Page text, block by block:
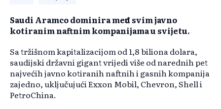
Saudi Aramco dominira među svim javno
kotiranim naftnim kompanijama u svijetu.
Sa tržišnom kapitalizacijom od 1,8 biliona dolara,
saudijski državni gigant vrijedi više od narednih pet
najvećih javno kotiranih naftnih i gasnih kompanija
zajedno, uključujući Exxon Mobil, Chevron, Shell i
PetroChina.